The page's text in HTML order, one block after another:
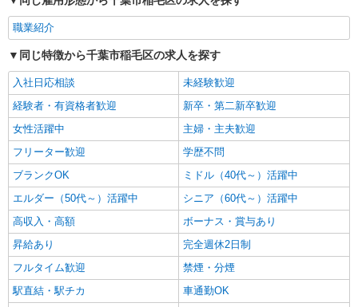
30,000円 ・役職手当：10,000〜70,000円 ・処遇改
善手当：20,000〜60,000円（勤続年数、保有資格
により変動） ・固定残業手当：20,000円（10時
間） ※固定残業時間を超過する場合には超過勤務
手当として別途支給 下記資格をお持ちの方歓迎 ・
認知症介護基礎研修 ・初任者研修 ・実務者研修
・介護福祉士 など
千葉県千葉市稲毛区
詳細を見る
職業紹介
同じ特徴から千葉市稲毛区の求人を探す
入社日応相談
未経験歓迎
経験者・有資格者歓迎
新卒・第二新卒歓迎
女性活躍中
主婦・主夫歓迎
フリーター歓迎
学歴不問
ブランクOK
ミドル（40代～）活躍中
エルダー（50代～）活躍中
シニア（60代～）活躍中
高収入・高額
ボーナス・賞与あり
昇給あり
完全週休2日制
フルタイム歓迎
禁煙・分煙
駅直結・駅チカ
車通勤OK